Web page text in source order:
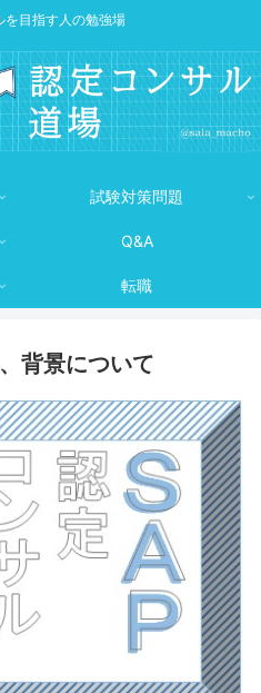
を目指す人の勉強場
試験対策問題
Q&A
転職
背景について